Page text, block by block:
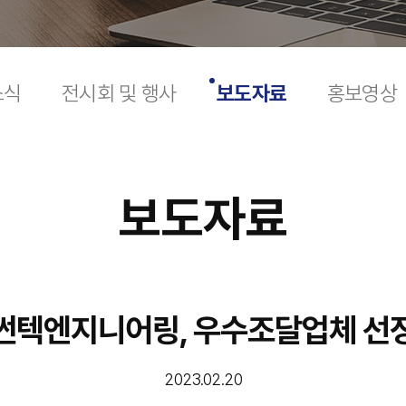
전시회 및 행사 보도자료 홍보영상
보도자료
텍엔지니어링, 우수조달업체 선
2023.02.20